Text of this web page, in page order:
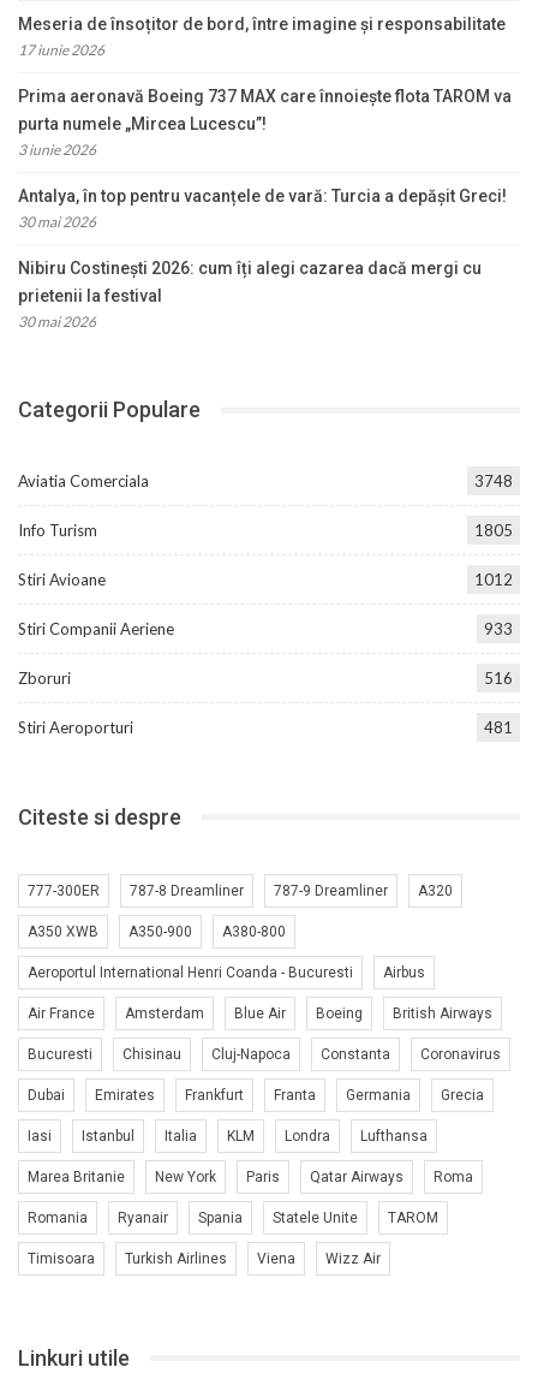
Meseria de însoțitor de bord, între imagine și responsabilitate
17 iunie 2026
Prima aeronavă Boeing 737 MAX care înnoiește flota TAROM va
purta numele „Mircea Lucescu”!
3 iunie 2026
Antalya, în top pentru vacanțele de vară: Turcia a depășit Greci!
30 mai 2026
Nibiru Costinești 2026: cum îți alegi cazarea dacă mergi cu
prietenii la festival
30 mai 2026
Categorii Populare
Aviatia Comerciala 3748
Info Turism 1805
Stiri Avioane 1012
Stiri Companii Aeriene 933
Zboruri 516
Stiri Aeroporturi 481
Citeste si despre
777-300ER 787-8 Dreamliner 787-9 Dreamliner A320
A350 XWB A350-900 A380-800
Aeroportul International Henri Coanda - Bucuresti Airbus
Air France Amsterdam Blue Air Boeing British Airways
Bucuresti Chisinau Cluj-Napoca Constanta Coronavirus
Dubai Emirates Frankfurt Franta Germania Grecia
Iasi Istanbul Italia KLM Londra Lufthansa
Marea Britanie New York Paris Qatar Airways Roma
Romania Ryanair Spania Statele Unite TAROM
Timisoara Turkish Airlines Viena Wizz Air
Linkuri utile